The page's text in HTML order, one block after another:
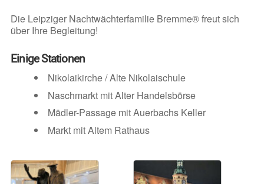
Die Leipziger Nachtwächterfamilie Bremme® freut sich
über Ihre Begleitung!
Einige Stationen
Nikolaikirche / Alte Nikolaischule
Naschmarkt mit Alter Handelsbörse
Mädler-Passage mit Auerbachs Keller
Markt mit Altem Rathaus